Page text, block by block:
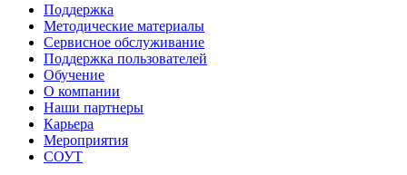
Поддержка
Методические материалы
Сервисное обслуживание
Поддержка пользователей
Обучение
О компании
Наши партнеры
Карьера
Мероприятия
СОУТ